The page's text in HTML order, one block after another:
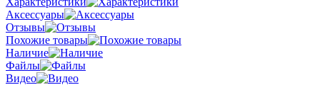
Аксессуары
Отзывы
Похожие товары
Наличие
Файлы
Видео